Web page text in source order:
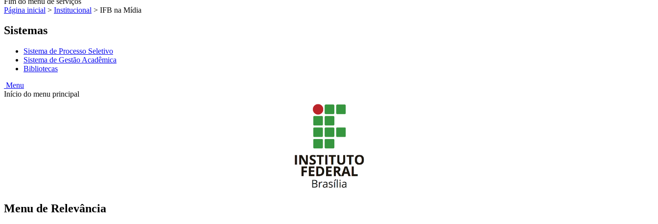
Página inicial > Institucional > IFB na Mídia
Sistemas
Sistema de Processo Seletivo
Sistema de Gestão Acadêmica
Bibliotecas
Menu
Início do menu principal
Menu de Relevância